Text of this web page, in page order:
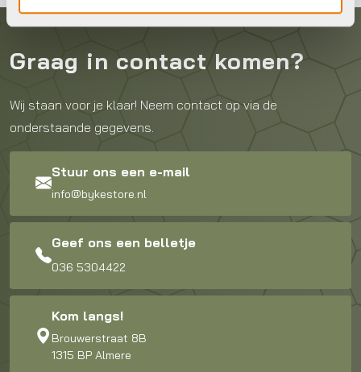
Graag in contact komen?
Wij staan voor je klaar! Neem contact op via de
onderstaande gegevens.
Stuur ons een e-mail
info@bykestore.nl
Geef ons een belletje
036 5304422
Kom langs!
Brouwerstraat 8B
1315 BP Almere